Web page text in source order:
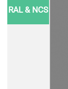
RAL & NCS